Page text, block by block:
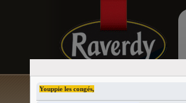
Youppie les congés,